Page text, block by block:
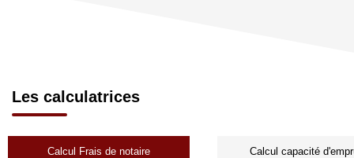
Les calculatrices
Calcul Frais de notaire Calcul capacité